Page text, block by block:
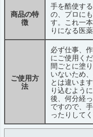
商品の特
徴
手を酷使す
の、プロに
す。これ一
りになる医
ご使用方
法
必ず仕事、
にご使用く
間ごとに塗
いないため
とは違いま
り込むよう
後、何分経
ですので、
ったりしてく